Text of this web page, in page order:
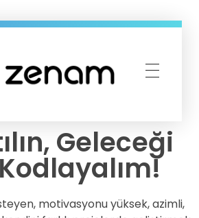
Geleceği
motivasyonu yüksek, azimli,